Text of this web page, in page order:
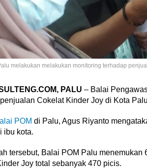
melakukan melakukan monitoring terhadap
PALU – Balai
Cokelat Kinder Joy di Kota
POM di Palu, Agus Riyanto
ibu kota.
tersebut, Balai POM Palu menemukan
Joy total sebanyak 470 picis.